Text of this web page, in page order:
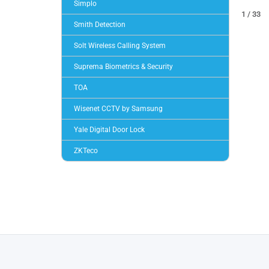
Simplo
Smith Detection
Solt Wireless Calling System
Suprema Biometrics & Security
TOA
Wisenet CCTV by Samsung
Yale Digital Door Lock
ZKTeco
1 / 33